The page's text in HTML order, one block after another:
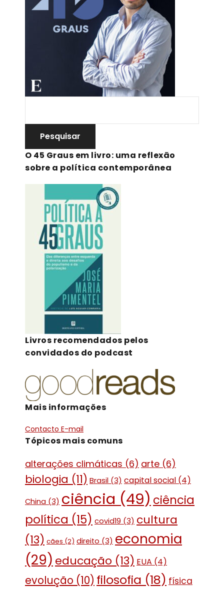
O 45 Graus em livro: uma reflexão
sobre a política contemporânea
Livros recomendados pelos
convidados do podcast
Mais informações
Contacto E-mail
Tópicos mais comuns
alterações climáticas (6) arte (6)
biologia (11) Brasil (3) capital social (4)
China (3) ciência (49) ciência
política (15) covid19 (3) cultura
(13) cães (2) direito (3) economia
(29) educação (13) EUA (4)
evolução (10) filosofia (18) física